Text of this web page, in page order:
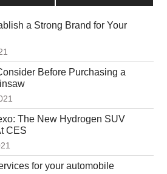
a Strong Brand for Your
Before Purchasing a
The New Hydrogen SUV
CES
for your automobile